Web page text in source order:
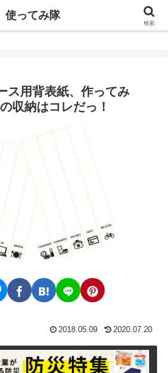
使ってみ隊
ス用背表紙、作ってみ
収納はコレだっ！
2018.05.09 2020.07.20
使ってみ隊
検索